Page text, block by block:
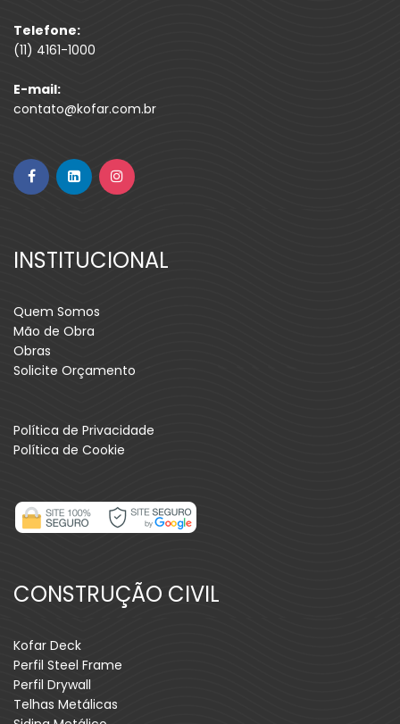
Telefone:
(11) 4161-1000
E-mail:
contato@kofar.com.br
INSTITUCIONAL
Quem Somos
Mão de Obra
Obras
Solicite Orçamento
Política de Privacidade
Política de Cookie
CONSTRUÇÃO CIVIL
Kofar Deck
Perfil Steel Frame
Perfil Drywall
Telhas Metálicas